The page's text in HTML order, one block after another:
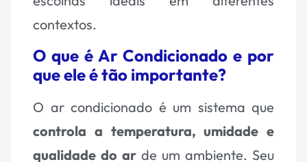
contextos.
O que é Ar Condicionado e por
que ele é tão importante?
O ar condicionado é um sistema que
controla a temperatura, umidade e
qualidade do ar de um ambiente. Seu